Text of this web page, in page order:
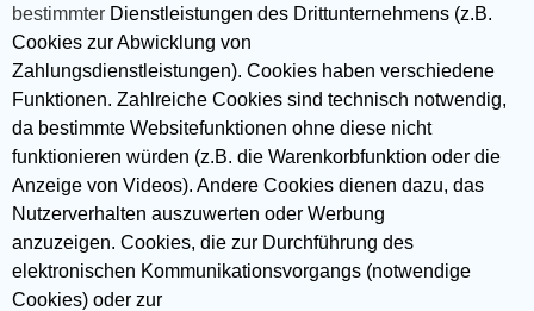
bestimmter Dienstleistungen des Drittunternehmens (z.B.
Cookies zur Abwicklung von
Zahlungsdienstleistungen). Cookies haben verschiedene
Funktionen. Zahlreiche Cookies sind technisch notwendig,
da bestimmte Websitefunktionen ohne diese nicht
funktionieren würden (z.B. die Warenkorbfunktion oder die
Anzeige von Videos). Andere Cookies dienen dazu, das
Nutzerverhalten auszuwerten oder Werbung
anzuzeigen. Cookies, die zur Durchführung des
elektronischen Kommunikationsvorgangs (notwendige
Cookies) oder zur